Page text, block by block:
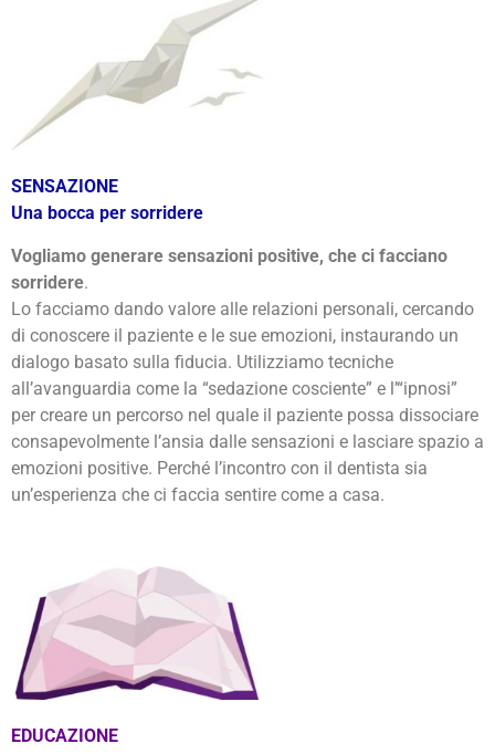
SENSAZIONE
Una bocca per sorridere
Vogliamo generare sensazioni positive, che ci facciano
sorridere.
Lo facciamo dando valore alle relazioni personali, cercando
di conoscere il paziente e le sue emozioni, instaurando un
dialogo basato sulla fiducia. Utilizziamo tecniche
all’avanguardia come la “sedazione cosciente” e l’“ipnosi”
per creare un percorso nel quale il paziente possa dissociare
consapevolmente l’ansia dalle sensazioni e lasciare spazio a
emozioni positive. Perché l’incontro con il dentista sia
un’esperienza che ci faccia sentire come a casa.
EDUCAZIONE